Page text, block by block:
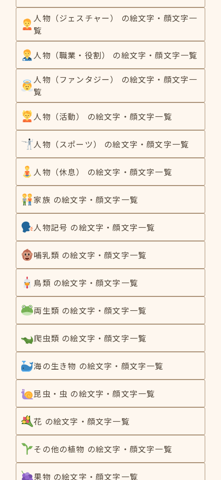
人物（ジェスチャー） の絵文字・顔文字一
覧
人物（職業・役割） の絵文字・顔文字一覧
人物（ファンタジー） の絵文字・顔文字一
覧
人物（活動） の絵文字・顔文字一覧
人物（スポーツ） の絵文字・顔文字一覧
人物（休息） の絵文字・顔文字一覧
家族 の絵文字・顔文字一覧
人物記号 の絵文字・顔文字一覧
哺乳類 の絵文字・顔文字一覧
鳥類 の絵文字・顔文字一覧
両生類 の絵文字・顔文字一覧
爬虫類 の絵文字・顔文字一覧
海の生き物 の絵文字・顔文字一覧
昆虫・虫 の絵文字・顔文字一覧
花 の絵文字・顔文字一覧
その他の植物 の絵文字・顔文字一覧
果物 の絵文字・顔文字一覧